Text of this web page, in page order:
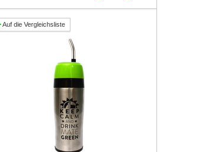
Auf die Vergleichsliste